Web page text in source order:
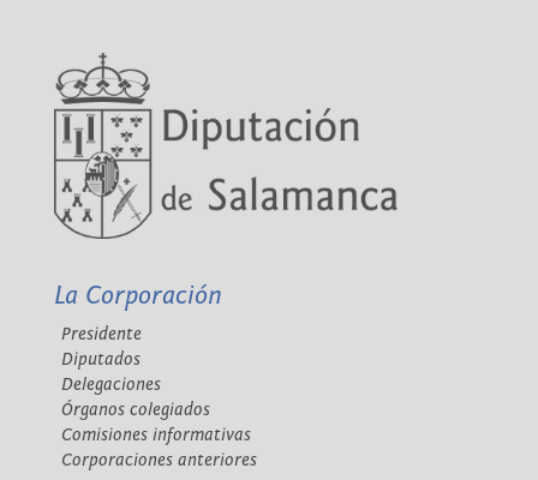
La Corporación
Presidente
Diputados
Delegaciones
Órganos colegiados
Comisiones informativas
Corporaciones anteriores